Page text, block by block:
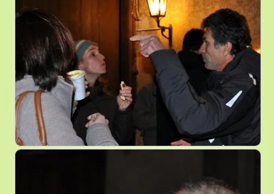
Albums
Entreprises
Histoire
Liens